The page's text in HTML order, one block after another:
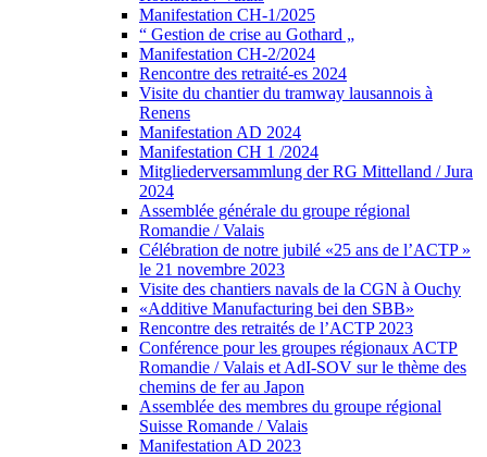
Manifestation CH-1/2025
“ Gestion de crise au Gothard „
Manifestation CH-2/2024
Rencontre des retraité-es 2024
Visite du chantier du tramway lausannois à
Renens
Manifestation AD 2024
Manifestation CH 1 /2024
Mitgliederversammlung der RG Mittelland / Jura
2024
Assemblée générale du groupe régional
Romandie / Valais
Célébration de notre jubilé «25 ans de l’ACTP »
le 21 novembre 2023
Visite des chantiers navals de la CGN à Ouchy
«Additive Manufacturing bei den SBB»
Rencontre des retraités de l’ACTP 2023
Conférence pour les groupes régionaux ACTP
Romandie / Valais et AdI-SOV sur le thème des
chemins de fer au Japon
Assemblée des membres du groupe régional
Suisse Romande / Valais
Manifestation AD 2023